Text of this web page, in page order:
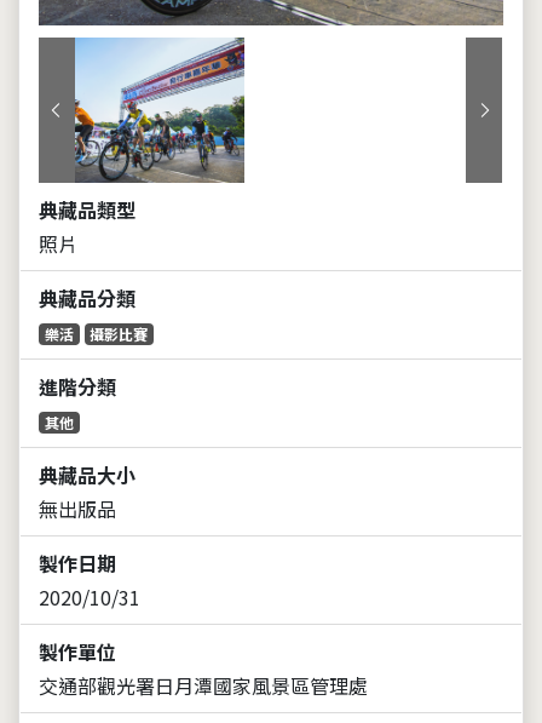
上一張 下一張
典藏品類型
照片
典藏品分類
樂活 攝影比賽
進階分類
其他
典藏品大小
無出版品
製作日期
2020/10/31
製作單位
交通部觀光署日月潭國家風景區管理處